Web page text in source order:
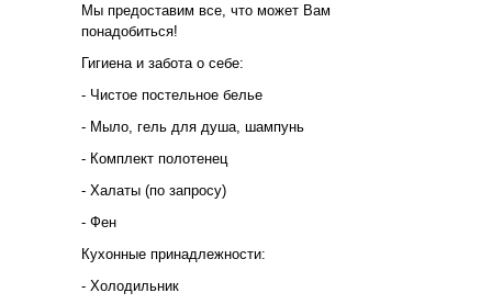
Мы предоставим все, что может Вам
понадобиться!
Гигиена и забота о себе:
- Чистое постельное белье
- Мыло, гель для душа, шампунь
- Комплект полотенец
- Халаты (по запросу)
- Фен
Кухонные принадлежности:
- Холодильник